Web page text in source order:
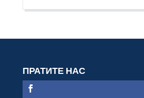
ПРАТИТЕ НАС